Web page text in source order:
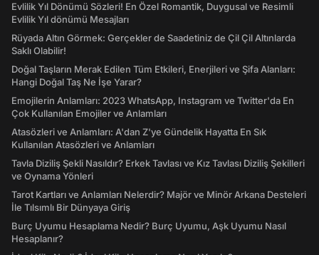
Evlilik Yıl Dönümü Sözleri! En Özel Romantik, Duygusal ve Resimli
Evlilik Yıl dönümü Mesajları
Rüyada Altın Görmek: Gerçekler de Saadetiniz de Çil Çil Altınlarda
Saklı Olabilir!
Doğal Taşların Merak Edilen Tüm Etkileri, Enerjileri ve Şifa Alanları:
Hangi Doğal Taş Ne İşe Yarar?
Emojilerin Anlamları: 2023 WhatsApp, Instagram ve Twitter'da En
Çok Kullanılan Emojiler ve Anlamları
Atasözleri ve Anlamları: A'dan Z'ye Gündelik Hayatta En Sık
Kullanılan Atasözleri ve Anlamları
Tavla Diziliş Şekli Nasıldır? Erkek Tavlası ve Kız Tavlası Diziliş Şekilleri
ve Oynama Yönleri
Tarot Kartları ve Anlamları Nelerdir? Majör ve Minör Arkana Desteleri
İle Tılsımlı Bir Dünyaya Giriş
Burç Uyumu Hesaplama Nedir? Burç Uyumu, Aşk Uyumu Nasıl
Hesaplanır?